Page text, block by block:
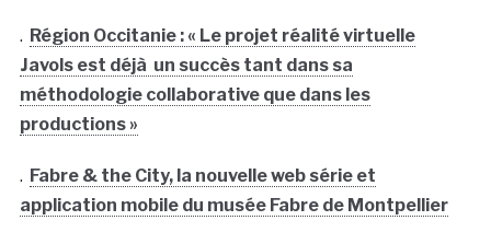
. Région Occitanie : « Le projet réalité virtuelle
Javols est déjà un succès tant dans sa
méthodologie collaborative que dans les
productions »
. Fabre & the City, la nouvelle web série et
application mobile du musée Fabre de Montpellier